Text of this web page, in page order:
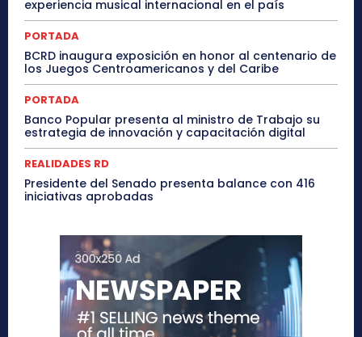
experiencia musical internacional en el país
PORTADA
BCRD inaugura exposición en honor al centenario de
los Juegos Centroamericanos y del Caribe
PORTADA
Banco Popular presenta al ministro de Trabajo su
estrategia de innovación y capacitación digital
REALIDADES RD
Presidente del Senado presenta balance con 416
iniciativas aprobadas